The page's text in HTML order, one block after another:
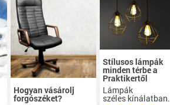
Hogyan vásárolj
forgószéket?
Stílusos lámpák
minden térbe a
Praktikertől
Lámpák
széles kínálatban.